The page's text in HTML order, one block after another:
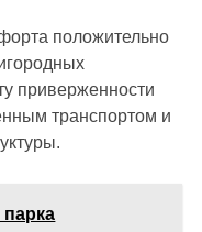
положительно
приверженности
транспортом и